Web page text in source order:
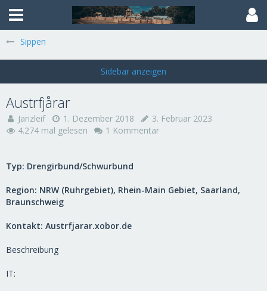
Sippen
Austrfjårar
Jarizleif 1. Dezember 2018
3. Februar 2023
4.274 mal gelesen
1 Kommentar
Typ: Drengirbund/Schwurbund
Region: NRW (Ruhrgebiet), Rhein-Main Gebiet, Saarland,
Braunschweig
Kontakt: Austrfjarar.xobor.de
Beschreibung
IT: